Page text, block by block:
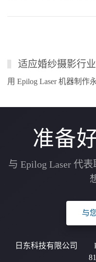
适应婚纱摄影行
用 Epilog Laser 机器制作
准备
与 Epilog Laser 代
与
日东科技有限公司